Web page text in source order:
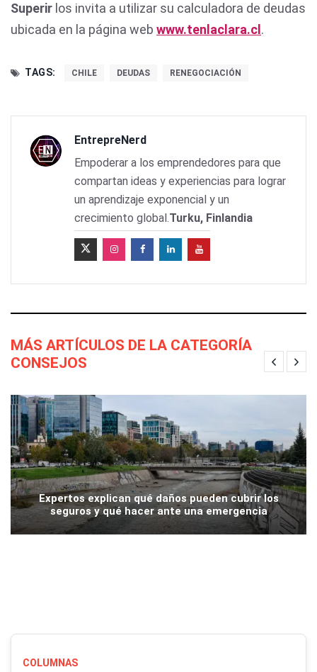
Superir los invita a utilizar su calculadora de deudas
ubicada en la página web www.tenlaclara.cl .
TAGS: CHILE DEUDAS RENEGOCIACIÓN
EntrepreNerd
Empoderar a los emprendedores para que
compartan ideas y experiencias para lograr
un aprendizaje exponencial y un
crecimiento global.Turku, Finlandia
MÁS ARTÍCULOS DE LA CATEGORÍA
CONSEJOS
Expertos explican qué daños pueden cubrir los
seguros y qué hacer ante una emergencia
COLUMNAS